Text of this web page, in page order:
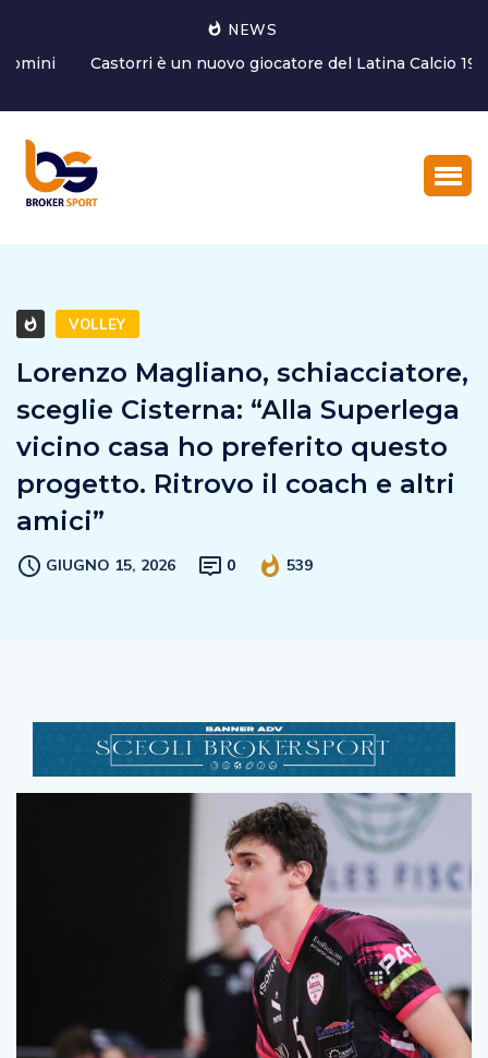
NEWS
Castorri è un nuovo giocatore del Latina Calcio 1932
sceglie Cisterna: “Alla Superlega
vicino casa ho preferito questo
progetto. Ritrovo il coach e altri
amici”